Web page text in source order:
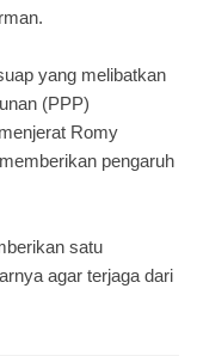
yang melibatkan
(PPP)
Romy
pengaruh
satu
agar terjaga dari